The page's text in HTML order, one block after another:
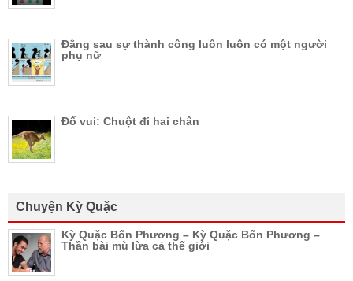
Đằng sau sự thành công luôn luôn có một người
phụ nữ
Đố vui: Chuột đi hai chân
Chuyện Kỳ Quặc
Kỳ Quặc Bốn Phương – Kỳ Quặc Bốn Phương –
Thần bài mù lừa cả thế giới